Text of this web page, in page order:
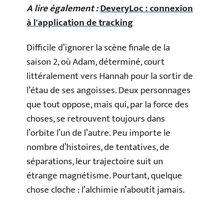
A lire également :DeveryLoc : connexion
à l'application de tracking
Difficile d’ignorer la scène finale de la
saison 2, où Adam, déterminé, court
littéralement vers Hannah pour la sortir de
l’étau de ses angoisses. Deux personnages
que tout oppose, mais qui, par la force des
choses, se retrouvent toujours dans
l’orbite l’un de l’autre. Peu importe le
nombre d’histoires, de tentatives, de
séparations, leur trajectoire suit un
étrange magnétisme. Pourtant, quelque
chose cloche : l’alchimie n’aboutit jamais.